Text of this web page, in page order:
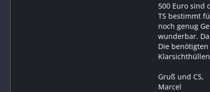
500 Euro sind
TS bestimmt
noch genug
wunderbar.
Die
Gruß und CS,
Marcel